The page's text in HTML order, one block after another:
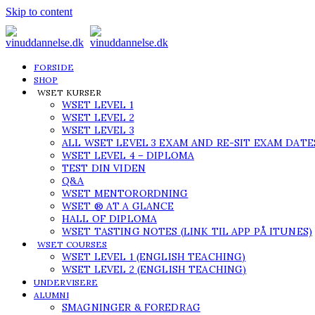
Skip to content
FORSIDE
SHOP
WSET KURSER
WSET LEVEL 1
WSET LEVEL 2
WSET LEVEL 3
ALL WSET LEVEL 3 EXAM AND RE-SIT EXAM
WSET LEVEL 4 – DIPLOMA
TEST DIN VIDEN
Q&A
WSET MENTORORDNING
WSET ® AT A GLANCE
HALL OF DIPLOMA
WSET TASTING NOTES (LINK TIL APP PÅ ITUNES)
WSET COURSES
WSET LEVEL 1 (ENGLISH TEACHING)
WSET LEVEL 2 (ENGLISH TEACHING)
UNDERVISERE
ALUMNI
SMAGNINGER & FOREDRAG